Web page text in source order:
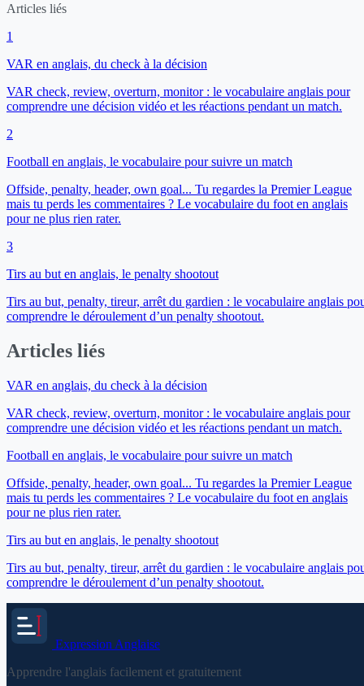
Articles liés
1
VAR en anglais, du check à la décision
VAR check, review, overturn, monitor : le vocabulaire anglais pour
comprendre une décision vidéo et les réactions pendant un match.
2
Football en anglais, le vocabulaire pour suivre un match
Offside, penalty, header, own goal... Tu regardes la Premier League
mais tu perds les commentaires ? Le vocabulaire du foot en anglais
pour ne plus rien rater.
3
Tirs au but en anglais, le penalty shootout
Tirs au but, penalty, tireur, arrêt du gardien : le vocabulaire anglais
comprendre le déroulement d’un penalty shootout.
Articles liés
VAR en anglais, du check à la décision
VAR check, review, overturn, monitor : le vocabulaire anglais pour
comprendre une décision vidéo et les réactions pendant un match.
Football en anglais, le vocabulaire pour suivre un match
Offside, penalty, header, own goal... Tu regardes la Premier League
mais tu perds les commentaires ? Le vocabulaire du foot en anglais
pour ne plus rien rater.
Tirs au but en anglais, le penalty shootout
Tirs au but, penalty, tireur, arrêt du gardien : le vocabulaire anglais
comprendre le déroulement d’un penalty shootout.
Expression Anglaise
Apprendre l'anglais facilement et gratuitement